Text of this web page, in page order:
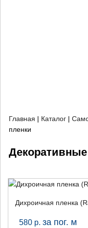
Главная | Каталог |
пленки
Дихроичная пленка
580 р. за пог. м